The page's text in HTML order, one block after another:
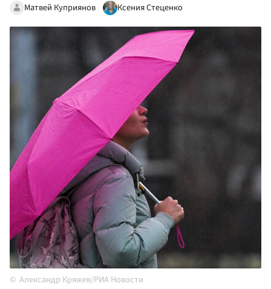
Матвей Куприянов Ксения Стеценко
Александр Кряжев/РИА Новости